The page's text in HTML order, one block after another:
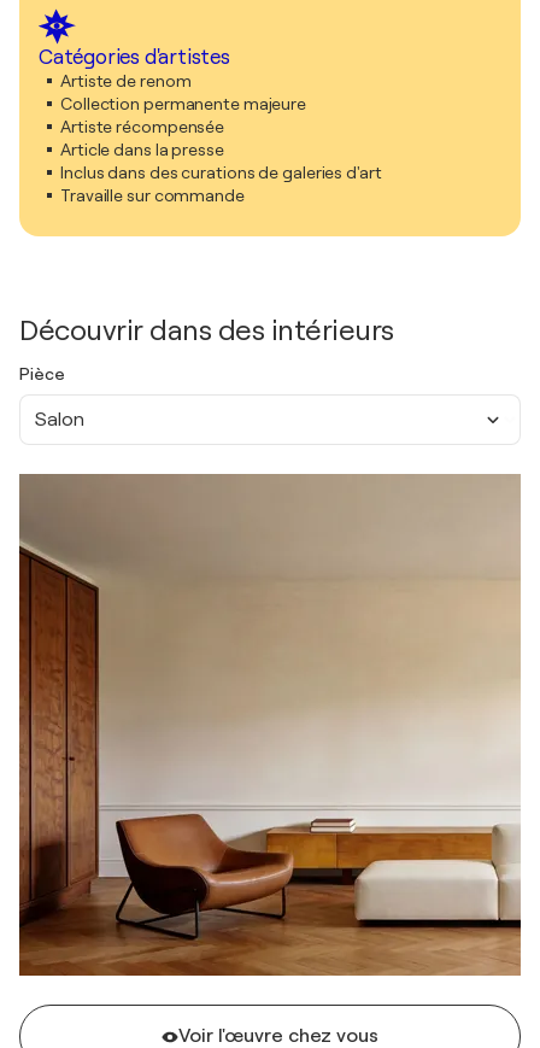
Catégories d'artistes
Artiste de renom
Collection permanente majeure
Artiste récompensée
Article dans la presse
Inclus dans des curations de galeries d'art
Travaille sur commande
Découvrir dans des intérieurs
Pièce
Salon
Voir l'œuvre chez vous